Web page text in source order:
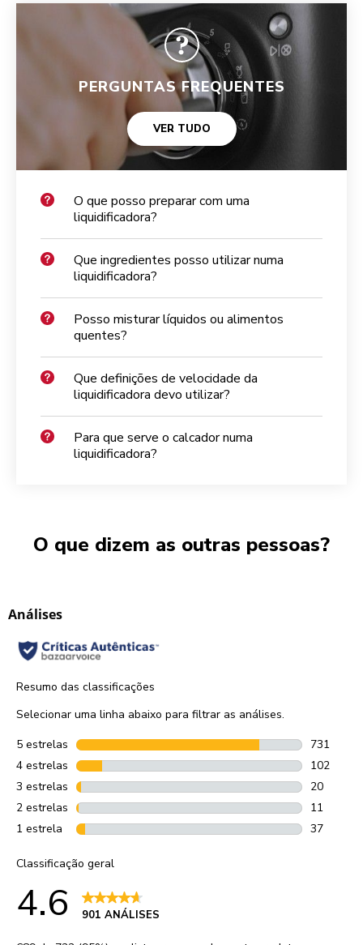
PERGUNTAS FREQUENTES
VER TUDO
O que posso preparar com uma
liquidificadora?
Que ingredientes posso utilizar numa
liquidificadora?
Posso misturar líquidos ou alimentos
quentes?
Que definições de velocidade da
liquidificadora devo utilizar?
Para que serve o calcador numa
liquidificadora?
O que dizem as outras pessoas?